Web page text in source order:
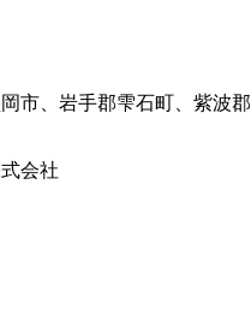
市、岩手郡雫石町、紫波郡
会社